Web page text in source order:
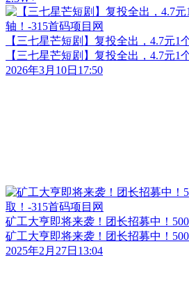
【三七星芒短剧】复投全出，4.7元1
【三七星芒短剧】复投全出，4.7元1
2026年3月10日17:50
矿工大亨即将来袭！团长招募中！
矿工大亨即将来袭！团长招募中！
2025年2月27日13:04